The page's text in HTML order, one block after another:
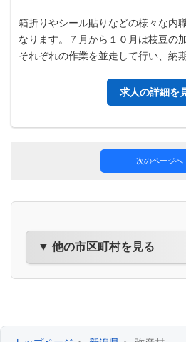
箱折りやシール貼りなどの様々な内
なります。７月から１０月は枝豆の
それぞれの作業を並走して行い、納
求人の詳細を
次のページへ
▼ 他の市区町村を見る